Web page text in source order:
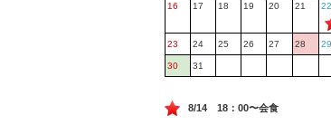
16 17 18 19 20 21 22
23 24 25 26 27 28 29
30 31
8/14 18：00〜会食